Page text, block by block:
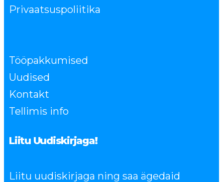
Privaatsuspoliitika
Tööpakkumised
Uudised
Kontakt
Tellimis info
Liitu Uudiskirjaga!
Liitu uudiskirjaga ning saa ägedaid